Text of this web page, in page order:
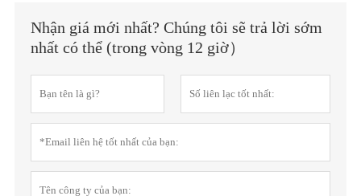
Nhận giá mới nhất? Chúng tôi sẽ trả lời sớm
nhất có thể (trong vòng 12 giờ）